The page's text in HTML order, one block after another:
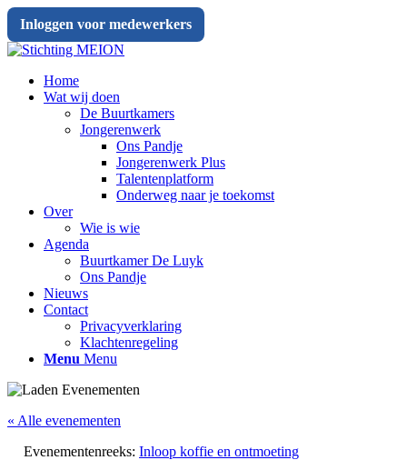
Inloggen voor medewerkers
Home
Wat wij doen
De Buurtkamers
Jongerenwerk
Ons Pandje
Jongerenwerk Plus
Talentenplatform
Onderweg naar je toekomst
Over
Wie is wie
Agenda
Buurtkamer De Luyk
Ons Pandje
Nieuws
Contact
Privacyverklaring
Klachtenregeling
Menu Menu
« Alle evenementen
Evenementenreeks: Inloop koffie en ontmoeting